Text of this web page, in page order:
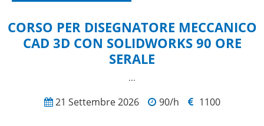
CORSO PER DISEGNATORE MECCANICO
CAD 3D CON SOLIDWORKS 90 ORE
SERALE
...
21 Settembre 2026 90/h 1100